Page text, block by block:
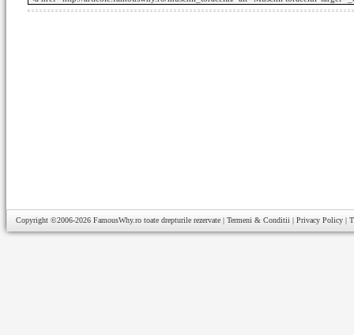
Copyright ©2006-2026 FamousWhy.ro toate drepturile rezervate | Termeni & Conditii | Privacy Policy |